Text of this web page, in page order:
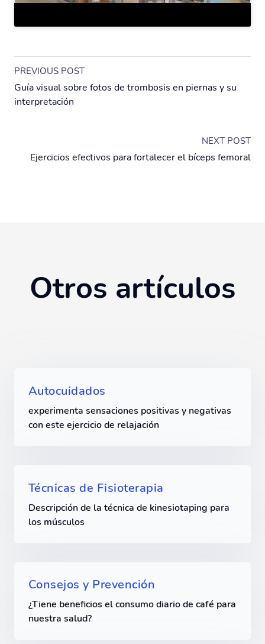
PREVIOUS POST
Guía visual sobre fotos de trombosis en piernas y su
interpretación
NEXT POST
Ejercicios efectivos para fortalecer el bíceps femoral
Otros artículos
Autocuidados
experimenta sensaciones positivas y negativas
con este ejercicio de relajación
Técnicas de Fisioterapia
Descripción de la técnica de kinesiotaping para
los músculos
Consejos y Prevención
¿Tiene beneficios el consumo diario de café para
nuestra salud?